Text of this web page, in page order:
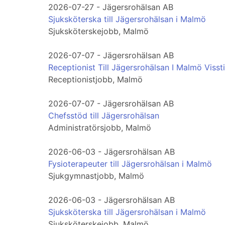
2026-07-27 - Jägersrohälsan AB
Sjuksköterska till Jägersrohälsan i Malmö
Sjuksköterskejobb, Malmö
2026-07-07 - Jägersrohälsan AB
Receptionist Till Jägersrohälsan I Malmö
Receptionistjobb, Malmö
2026-07-07 - Jägersrohälsan AB
Chefsstöd till Jägersrohälsan
Administratörsjobb, Malmö
2026-06-03 - Jägersrohälsan AB
Fysioterapeuter till Jägersrohälsan i Malmö
Sjukgymnastjobb, Malmö
2026-06-03 - Jägersrohälsan AB
Sjuksköterska till Jägersrohälsan i Malmö